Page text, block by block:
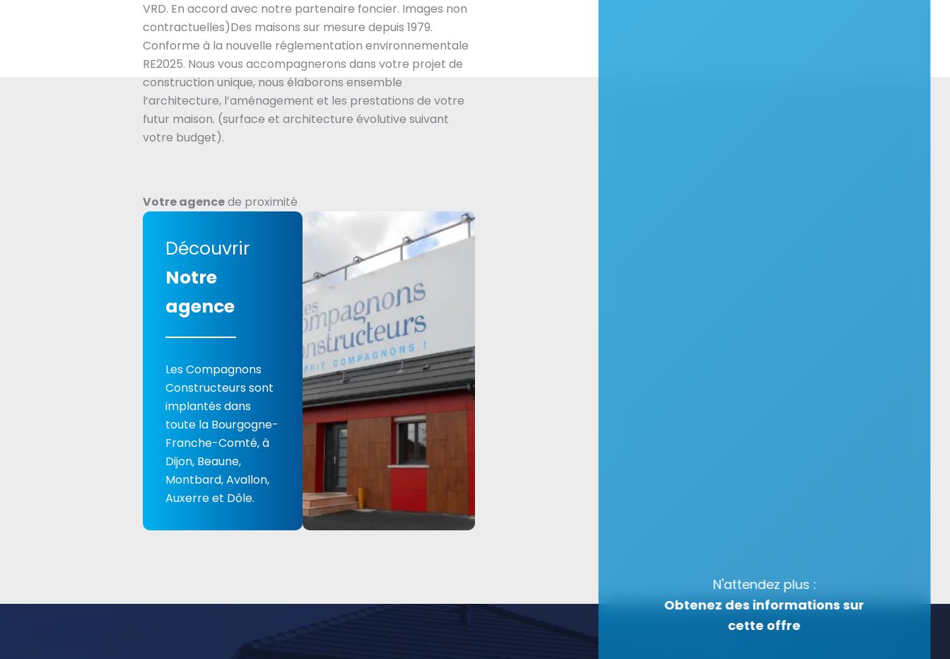
VRD. En accord avec notre partenaire foncier. Images non
contractuelles)Des maisons sur mesure depuis 1979.
Conforme à la nouvelle réglementation environnementale
RE2025. Nous vous accompagnerons dans votre projet de
construction unique, nous élaborons ensemble
l’architecture, l’aménagement et les prestations de votre
futur maison. (surface et architecture évolutive suivant
votre budget).
Votre agencede proximité
Découvrir
Notre
agence
Les Compagnons
Constructeurs sont
implantés dans
toute la Bourgogne-
Franche-Comté, à
Dijon, Beaune,
Montbard, Avallon,
Auxerre et Dôle.
N'attendez plus :
Obtenez des informations sur
cette offre